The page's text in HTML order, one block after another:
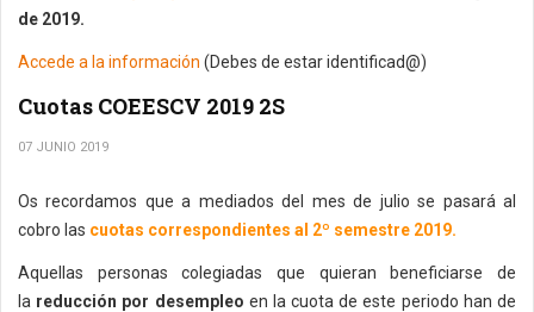
de 2019.
Accede a la información (Debes de estar identificad@)
Cuotas COEESCV 2019 2S
07 JUNIO 2019
Os recordamos que a mediados del mes de julio se pasará al
cobro las cuotas correspondientes al 2º semestre 2019.
Aquellas personas colegiadas que quieran beneficiarse de
la reducción por desempleo en la cuota de este periodo han de